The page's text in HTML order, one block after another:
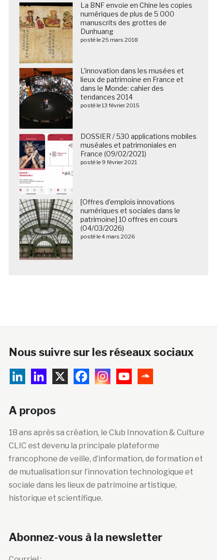
La BNF envoie en Chine les copies
numériques de plus de 5 000
manuscrits des grottes de
Dunhuang
posté le 25 mars 2018
L’innovation dans les musées et
lieux de patrimoine en France et
dans le Monde: cahier des
tendances 2014
posté le 13 février 2015
DOSSIER / 530 applications mobiles
muséales et patrimoniales en
France (09/02/2021)
posté le 9 février 2021
[Offres d’emplois innovations
numériques et sociales dans le
patrimoine] 10 offres en cours
(04/03/2026)
posté le 4 mars 2026
Nous suivre sur les réseaux sociaux
A propos
18 ans après sa création, le Club Innovation & Culture
CLIC est devenu la principale plateforme
francophone de veille, d’information, de formation et
de mutualisation sur l’innovation technologique et
sociale dans les lieux de patrimoine artistique,
historique et scientifique.
Abonnez-vous à la newsletter